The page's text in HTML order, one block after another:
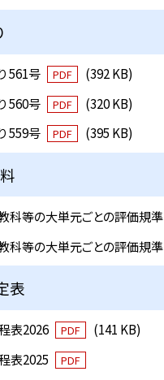
561号 PDF
(392 KB)
560号
PDF
(320 KB)
559号
PDF (395 KB)
教科等の大単元ごとの評価規準
教科等の大単元ごとの評価規準
表
表2026 PDF
(141 KB)
表2025
PDF